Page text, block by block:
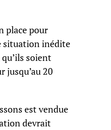
place pour
situation inédite
soient
jusqu’au 20
est vendue
devrait